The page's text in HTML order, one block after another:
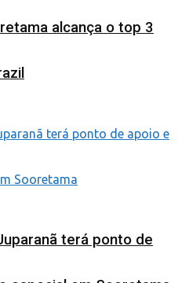
alcança o top 3
terá ponto de